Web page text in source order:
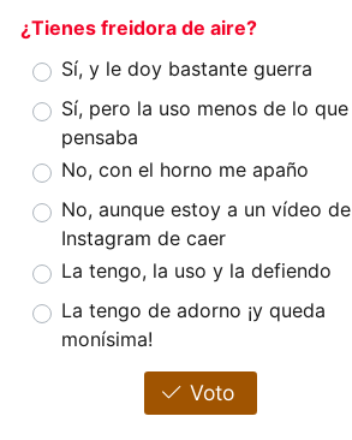
¿Tienes freidora de aire?
Sí, y le doy bastante guerra
Sí, pero la uso menos de lo que
pensaba
No, con el horno me apaño
No, aunque estoy a un vídeo de
Instagram de caer
La tengo, la uso y la defiendo
La tengo de adorno ¡y queda
monísima!
Voto